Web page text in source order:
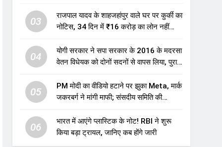
03
राजपाल यादव के शाहजहांपुर वाले घर पर कुर्की का
नोटिस, 34 दिन में ₹16 करोड़ का लोन नहीं
04
योगी सरकार ने सपा सरकार के 2016 के मदरसा
वेतन विधेयक को दोनों सदनों से वापस लिया, पुराने
उठाए सवाल
05
PM मोदी का वीडियो हटाने पर झुका Meta, मार्क
जकरबर्ग ने मांगी माफी; संसदीय समिति की
06
भारत में आएंगे प्लास्टिक के नोट! RBI ने शुरू
किया बड़ा ट्रायल, जानिए कब होंगे जारी